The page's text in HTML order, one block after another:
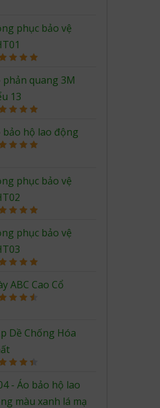
phục bảo vệ
of 5
phản quang 3M
13
of 5
bảo hộ lao động
phục bảo vệ
of 5phục bảo vệ
of 5
ABC Cao Cổ
Dề Chống Hóa
of 5- Áo bảo hộ lao
màu xanh lá mạ